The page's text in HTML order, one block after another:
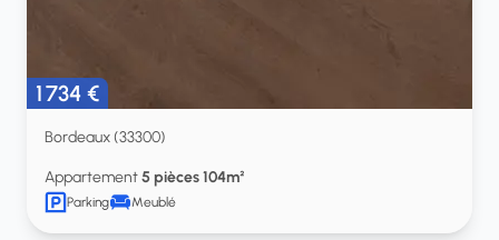
1 734 €
Bordeaux (33300)
Appartement5 pièces 104m²
Parking Meublé